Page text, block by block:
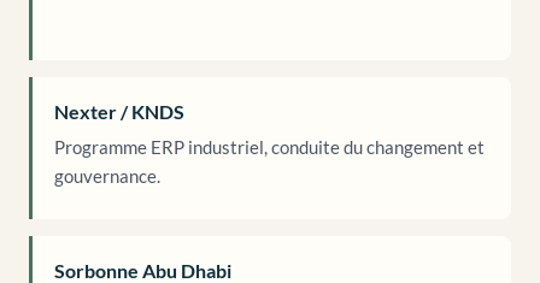
Nexter / KNDS
Programme ERP industriel, conduite du changement et
gouvernance.
Sorbonne Abu Dhabi